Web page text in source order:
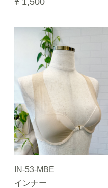
IN-53-MBE
インナー